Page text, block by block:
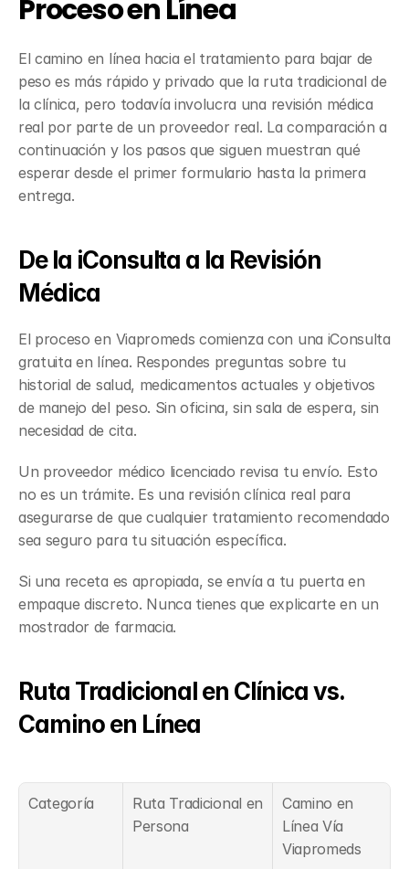
Proceso en Línea
El camino en línea hacia el tratamiento para bajar de
peso es más rápido y privado que la ruta tradicional de
la clínica, pero todavía involucra una revisión médica
real por parte de un proveedor real. La comparación a
continuación y los pasos que siguen muestran qué
esperar desde el primer formulario hasta la primera
entrega.
De la iConsulta a la Revisión
Médica
El proceso en Viapromeds comienza con una iConsulta
gratuita en línea. Respondes preguntas sobre tu
historial de salud, medicamentos actuales y objetivos
de manejo del peso. Sin oficina, sin sala de espera, sin
necesidad de cita.
Un proveedor médico licenciado revisa tu envío. Esto
no es un trámite. Es una revisión clínica real para
asegurarse de que cualquier tratamiento recomendado
sea seguro para tu situación específica.
Si una receta es apropiada, se envía a tu puerta en
empaque discreto. Nunca tienes que explicarte en un
mostrador de farmacia.
Ruta Tradicional en Clínica vs.
Camino en Línea
Categoría
Ruta Tradicional en
Persona
Camino en
Línea Vía
Viapromeds